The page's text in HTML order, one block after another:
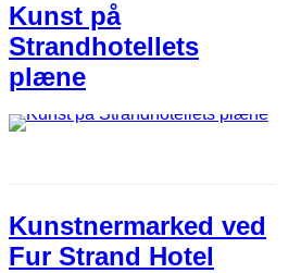
Kunst på
Strandhotellets
plæne
Kunstnermarked ved
Fur Strand Hotel